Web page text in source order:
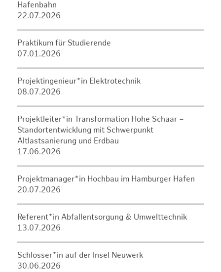
Hafenbahn
22.07.2026
Praktikum für Studierende
07.01.2026
Projektingenieur*in Elektrotechnik
08.07.2026
Projektleiter*in Transformation Hohe Schaar –
Standortentwicklung mit Schwerpunkt
Altlastsanierung und Erdbau
17.06.2026
Projektmanager*in Hochbau im Hamburger Hafen
20.07.2026
Referent*in Abfallentsorgung & Umwelttechnik
13.07.2026
Schlosser*in auf der Insel Neuwerk
30.06.2026